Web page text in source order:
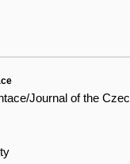
Journal of the